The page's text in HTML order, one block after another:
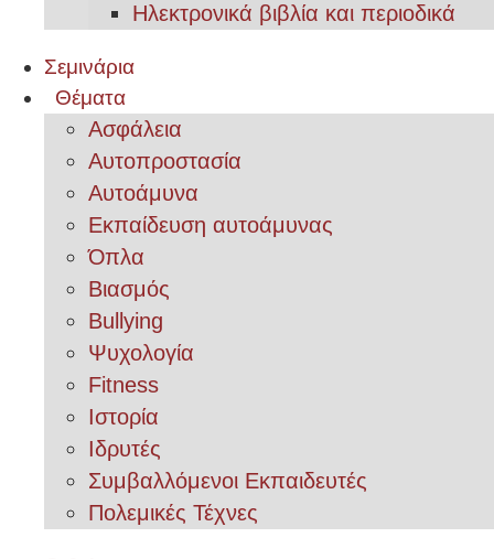
Ηλεκτρονικά βιβλία και περιοδικά
Σεμινάρια
Θέματα
Ασφάλεια
Αυτοπροστασία
Αυτοάμυνα
Εκπαίδευση αυτοάμυνας
Όπλα
Βιασμός
Bullying
Ψυχολογία
Fitness
Ιστορία
Ιδρυτές
Συμβαλλόμενοι Εκπαιδευτές
Πολεμικές Τέχνες